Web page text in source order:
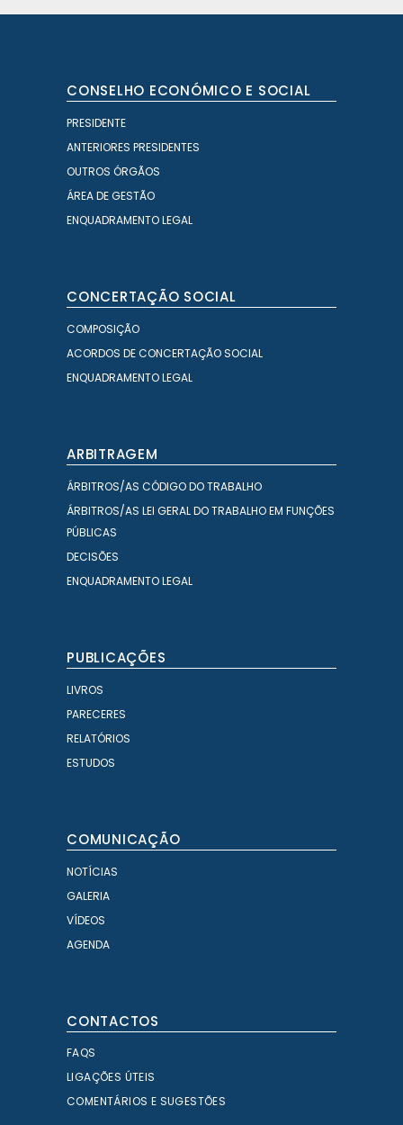
CONSELHO ECONÓMICO E SOCIAL
PRESIDENTE
ANTERIORES PRESIDENTES
OUTROS ÓRGÃOS
ÁREA DE GESTÃO
ENQUADRAMENTO LEGAL
CONCERTAÇÃO SOCIAL
COMPOSIÇÃO
ACORDOS DE CONCERTAÇÃO SOCIAL
ENQUADRAMENTO LEGAL
ARBITRAGEM
ÁRBITROS/AS CÓDIGO DO TRABALHO
ÁRBITROS/AS LEI GERAL DO TRABALHO EM FUNÇÕES
PÚBLICAS
DECISÕES
ENQUADRAMENTO LEGAL
PUBLICAÇÕES
LIVROS
PARECERES
RELATÓRIOS
ESTUDOS
COMUNICAÇÃO
NOTÍCIAS
GALERIA
VÍDEOS
AGENDA
CONTACTOS
FAQS
LIGAÇÕES ÚTEIS
COMENTÁRIOS E SUGESTÕES